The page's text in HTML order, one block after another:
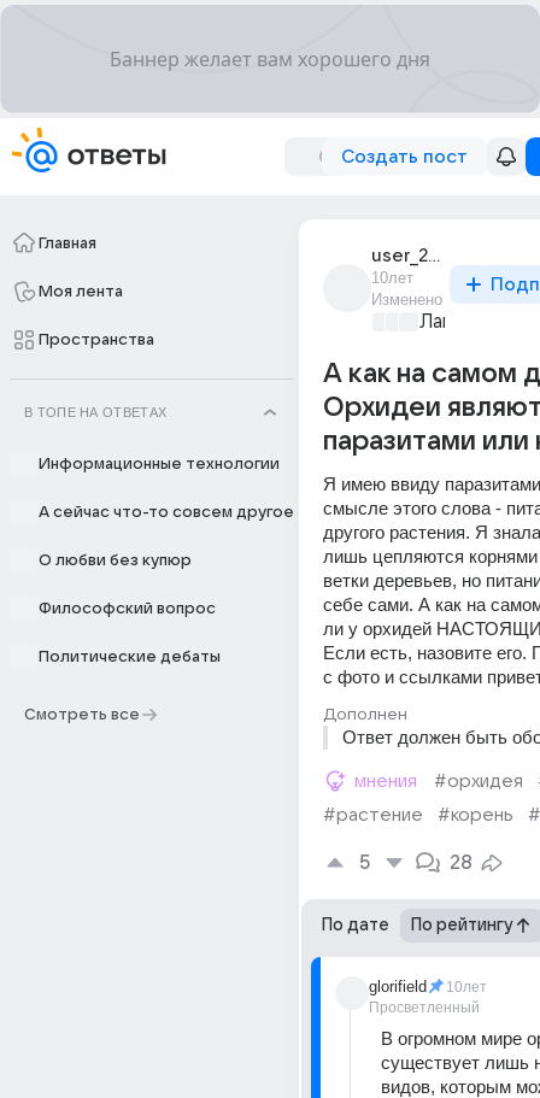
Создать пост
Главная
Моя лента
Пространства
В ТОПЕ НА ОТВЕТАХ
Информационные технологии
А сейчас что-то совсем другое
О любви без купюр
Философский вопрос
Политические дебаты
Смотреть все
user_28709867
10лет
Изменено
Лапки и
А как на самом
Орхидеи
паразитами или
Я имею ввиду
смысле этого слова -
другого растения. Я
лишь цепляются корнями
ветки деревьев, но
себе сами. А как на
ли у орхидей
Если есть, назовите его.
с фото и ссылками
Дополнен
Ответ должен быть
мнения #орхидея
#растение
#корень
5 28
По дате По рейтингу
glorifield
Просветленный
10лет
В огромном мире
существует лишь
видов, которым